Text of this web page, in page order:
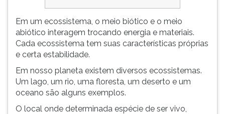
Em um ecossistema, o meio biótico e o meio
abiótico interagem trocando energia e materiais.
Cada ecossistema tem suas características próprias
e certa estabilidade.
Em nosso planeta existem diversos ecossistemas.
Um lago, um rio, uma floresta, um deserto e um
oceano são alguns exemplos.
O local onde determinada espécie de ser vivo,